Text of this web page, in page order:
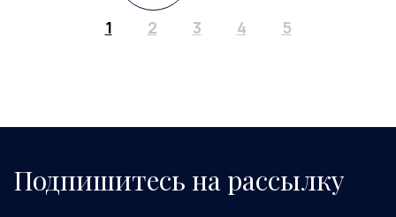
1 2 3 4 5
Подпишитесь на рассылку